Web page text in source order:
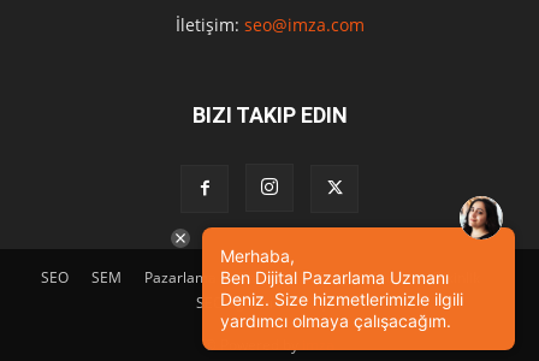
İletişim: seo@imza.com
BIZI TAKIP EDIN
SEO SEM Pazarlama Tasarım Sosyal Medya
Etkinlik
SEO Eğitimi
İletişim
© Powered by
Merhaba,
Ben Dijital Pazarlama Uzmanı
Deniz. Size hizmetlerimizle ilgili
yardımcı olmaya çalışacağım.